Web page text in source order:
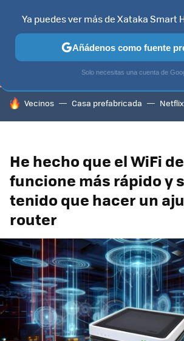
TELEVISORES CONTENIDOS SMART TV
HOY SE HABLA DE
Vecinos Casa prefabricada Netflix
He hecho que el WiFi
funcione más rápido y
tenido que hacer un
router
Ya puedes ver más de Xataka Smart
Añádenos como fuente
Solo necesitas una cuenta de